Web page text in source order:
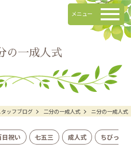
メニュー
の一成人式
タッフブログ 二分の一成人式 ニ分の一成人式
祝い 七五三 成人式 ちびっこ